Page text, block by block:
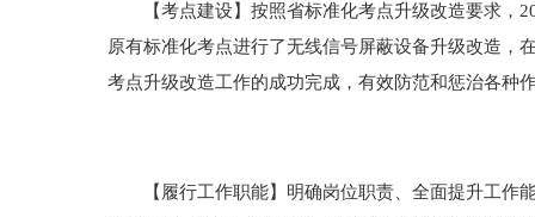
【考点建设】按照省标准化考点升级改造要求，
原有标准化考点进行了无线信号屏蔽设备升级改造，
考点升级改造工作的成功完成，有效防范和惩治各种
【履行工作职能】明确岗位职责、全面提升工作能